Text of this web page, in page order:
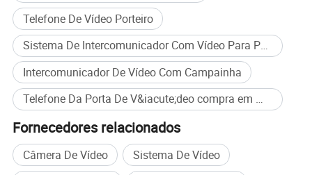
Telefone De Vídeo Porteiro
Sistema De Intercomunicador Com Vídeo Para Porta
Intercomunicador De Vídeo Com Campainha
Telefone Da Porta De V&iacute;deo compra em massa
Fornecedores relacionados
Câmera De Vídeo
Sistema De Vídeo